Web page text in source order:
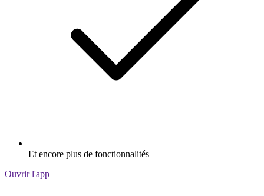
Et encore plus de fonctionnalités
Ouvrir l'app